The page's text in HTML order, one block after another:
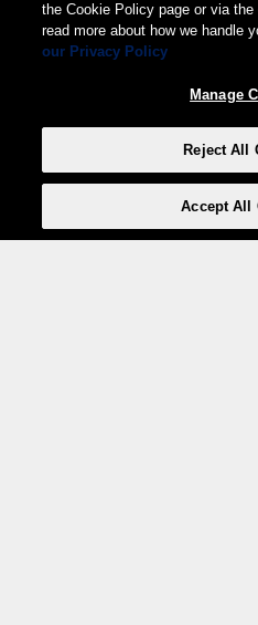
the Cookie Policy page or via
read more about how we handle
our Privacy Policy
Manage
Reject All
Accept All